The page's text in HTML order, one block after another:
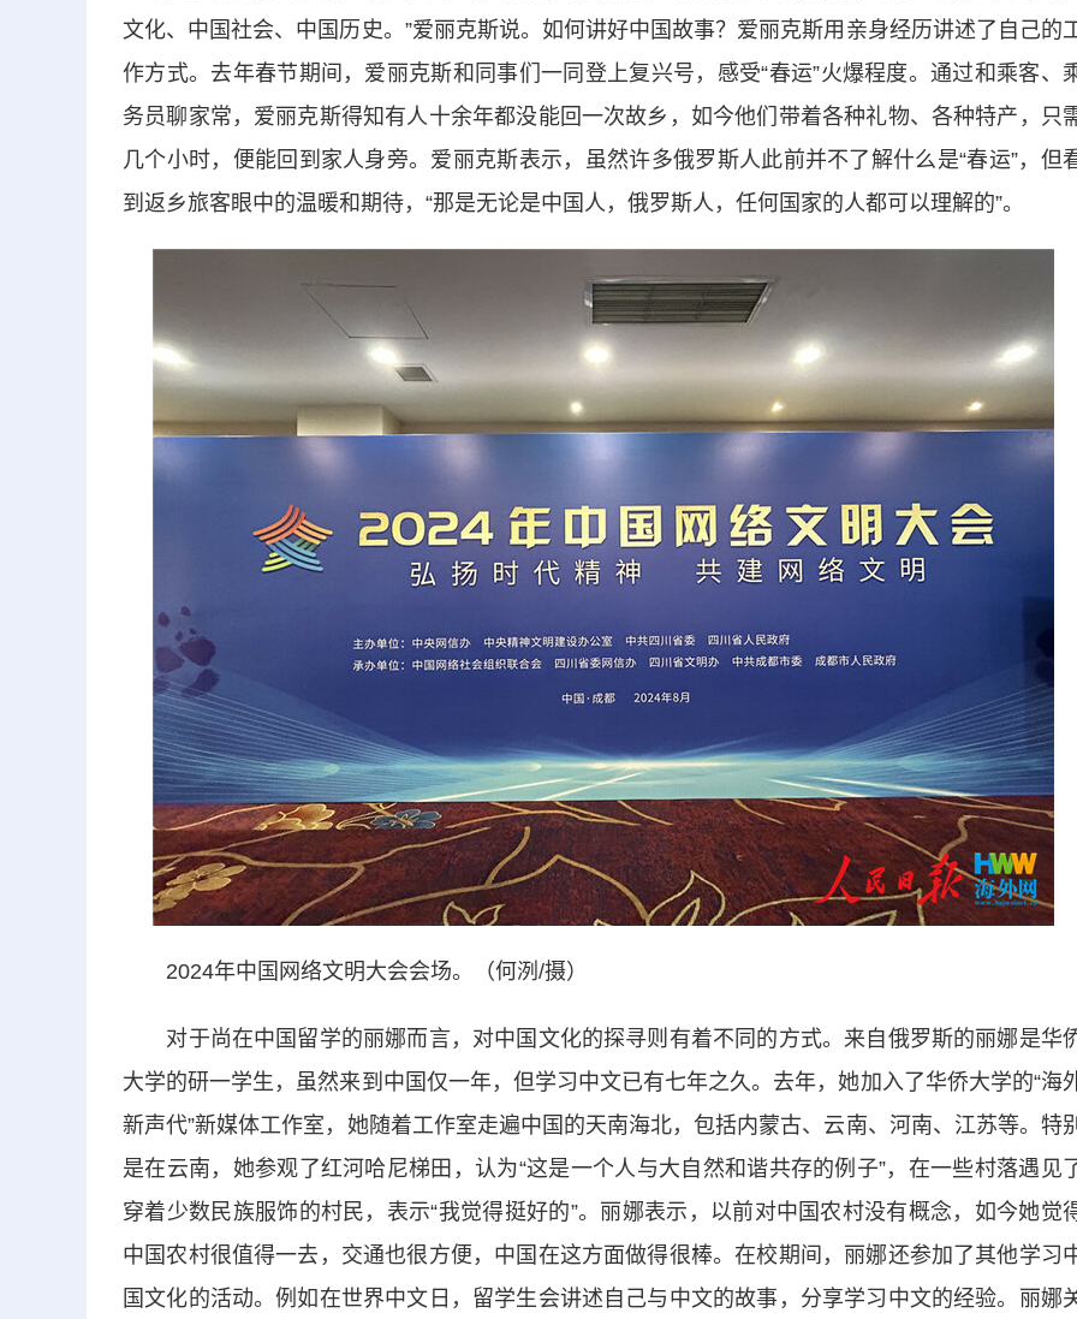
文化、中国社会、中国历史。”爱丽克斯说。如何讲好中国故事？爱丽克斯用亲身经历讲述了自己的
作方式。去年春节期间，爱丽克斯和同事们一同登上复兴号，感受“春运”火爆程度。通过和乘客、
务员聊家常，爱丽克斯得知有人十余年都没能回一次故乡，如今他们带着各种礼物、各种特产，只
几个小时，便能回到家人身旁。爱丽克斯表示，虽然许多俄罗斯人此前并不了解什么是“春运”，但
到返乡旅客眼中的温暖和期待，“那是无论是中国人，俄罗斯人，任何国家的人都可以理解的”。
2024年中国网络文明大会会场。（何洌/摄）
对于尚在中国留学的丽娜而言，对中国文化的探寻则有着不同的方式。来自俄罗斯的丽娜是华
大学的研一学生，虽然来到中国仅一年，但学习中文已有七年之久。去年，她加入了华侨大学的“海
新声代”新媒体工作室，她随着工作室走遍中国的天南海北，包括内蒙古、云南、河南、江苏等。特
是在云南，她参观了红河哈尼梯田，认为“这是一个人与大自然和谐共存的例子”，在一些村落遇见
穿着少数民族服饰的村民，表示“我觉得挺好的”。丽娜表示，以前对中国农村没有概念，如今她觉
中国农村很值得一去，交通也很方便，中国在这方面做得很棒。在校期间，丽娜还参加了其他学习
国文化的活动。例如在世界中文日，留学生会讲述自己与中文的故事，分享学习中文的经验。丽娜